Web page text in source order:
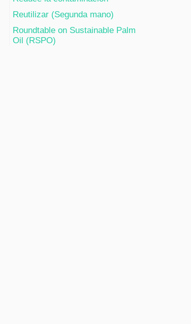
Reutilizar (Segunda mano)
Roundtable on Sustainable Palm
Oil (RSPO)